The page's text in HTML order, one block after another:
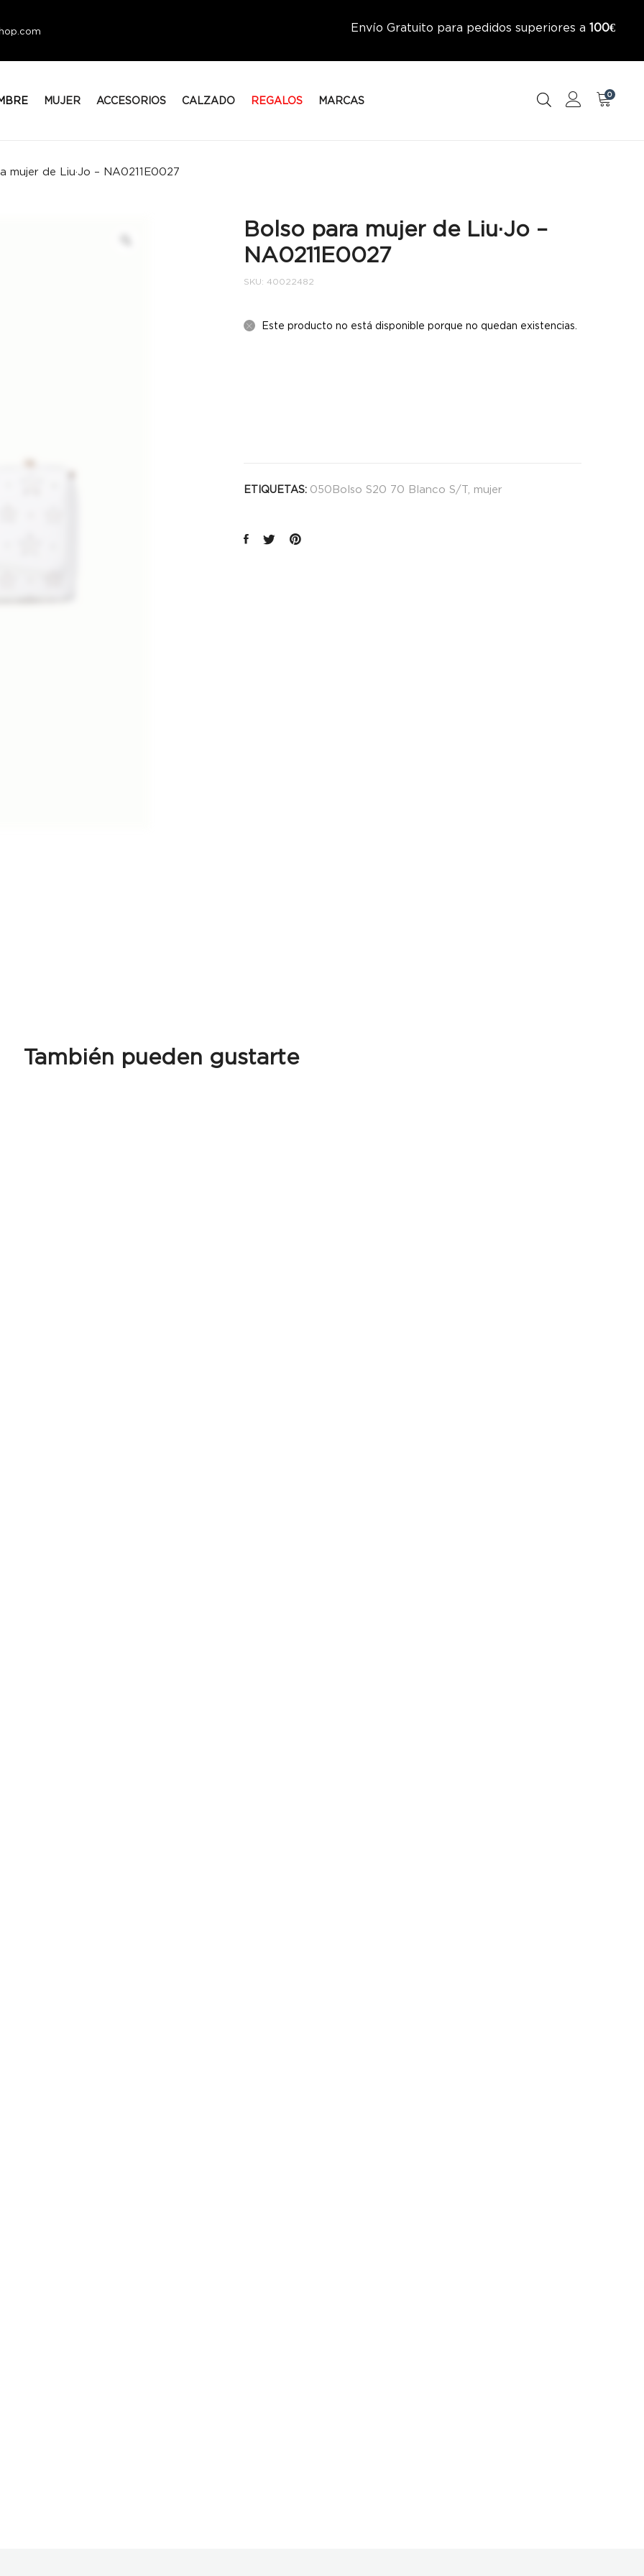
Envío Gratuito para pedidos superiores a 100€
MUJER ACCESORIOS CALZADO REGALOS MARCAS
0
mujer de Liu·Jo – NA0211E0027
Bolso para mujer de Liu·Jo –
NA0211E0027
SKU: 40022482
Este producto no está disponible porque no quedan existencias.
ETIQUETAS: 050Bolso S20 70 Blanco S/T mujer
También pueden gustarte